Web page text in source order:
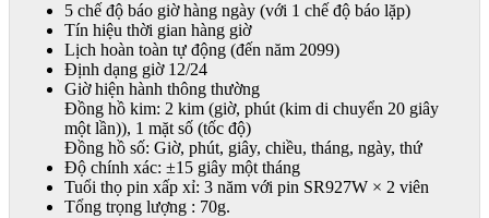
5 chế độ báo giờ hàng ngày (với 1 chế độ báo lặp)
Tín hiệu thời gian hàng giờ
Lịch hoàn toàn tự động (đến năm 2099)
Định dạng giờ 12/24
Giờ hiện hành thông thường
Đồng hồ kim: 2 kim (giờ, phút (kim di chuyển 20 giây
một lần)), 1 mặt số (tốc độ)
Đồng hồ số: Giờ, phút, giây, chiều, tháng, ngày, thứ
Độ chính xác: ±15 giây một tháng
Tuổi thọ pin xấp xỉ: 3 năm với pin SR927W × 2 viên
Tổng trọng lượng : 70g.